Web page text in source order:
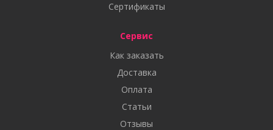
Сертификаты
Сервис
Как заказать
Доставка
Оплата
Статьи
Отзывы